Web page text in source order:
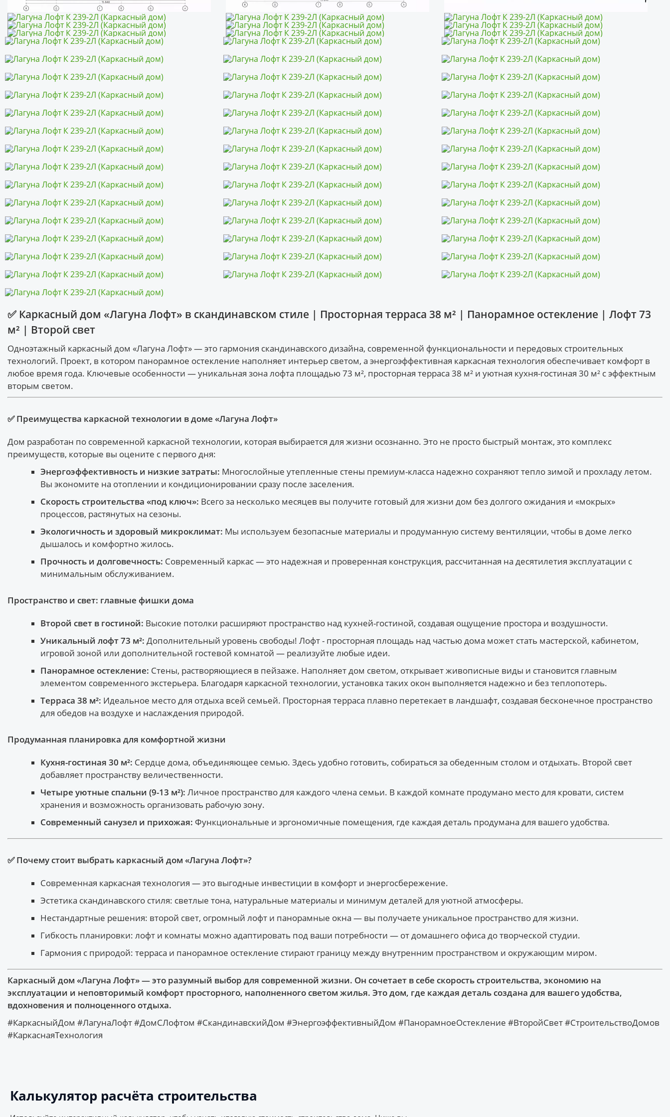
✅ Каркасный дом «Лагуна Лофт» в скандинавском стиле | Просторная терраса 38 м² | Панорамное остекление | Лофт 73
м² | Второй свет
Одноэтажный каркасный дом «Лагуна Лофт» — это гармония скандинавского дизайна, современной функциональности и передовых строительных
технологий. Проект, в котором панорамное остекление наполняет интерьер светом, а энергоэффективная каркасная технология обеспечивает комфорт в
любое время года. Ключевые особенности — уникальная зона лофта площадью 73 м², просторная терраса 38 м² и уютная кухня-гостиная 30 м² с эффектным
вторым светом.
✅ Преимущества каркасной технологии в доме «Лагуна Лофт»
Дом разработан по современной каркасной технологии, которая выбирается для жизни осознанно. Это не просто быстрый монтаж, это комплекс
преимуществ, которые вы оцените с первого дня:
Энергоэффективность и низкие затраты: Многослойные утепленные стены премиум-класса надежно сохраняют тепло зимой и прохладу летом.
Вы экономите на отоплении и кондиционировании сразу после заселения.
Скорость строительства «под ключ»: Всего за несколько месяцев вы получите готовый для жизни дом без долгого ожидания и «мокрых»
процессов, растянутых на сезоны.
Экологичность и здоровый микроклимат: Мы используем безопасные материалы и продуманную систему вентиляции, чтобы в доме легко
дышалось и комфортно жилось.
Прочность и долговечность: Современный каркас — это надежная и проверенная конструкция, рассчитанная на десятилетия эксплуатации с
минимальным обслуживанием.
Пространство и свет: главные фишки дома
Второй свет в гостиной: Высокие потолки расширяют пространство над кухней-гостиной, создавая ощущение простора и воздушности.
Уникальный лофт 73 м²: Дополнительный уровень свободы! Лофт - просторная площадь над частью дома может стать мастерской, кабинетом,
игровой зоной или дополнительной гостевой комнатой — реализуйте любые идеи.
Панорамное остекление: Стены, растворяющиеся в пейзаже. Наполняет дом светом, открывает живописные виды и становится главным
элементом современного экстерьера. Благодаря каркасной технологии, установка таких окон выполняется надежно и без теплопотерь.
Терраса 38 м²: Идеальное место для отдыха всей семьей. Просторная терраса плавно перетекает в ландшафт, создавая бесконечное пространство
для обедов на воздухе и наслаждения природой.
Продуманная планировка для комфортной жизни
Кухня-гостиная 30 м²: Сердце дома, объединяющее семью. Здесь удобно готовить, собираться за обеденным столом и отдыхать. Второй свет
добавляет пространству величественности.
Четыре уютные спальни (9-13 м²): Личное пространство для каждого члена семьи. В каждой комнате продумано место для кровати, систем
хранения и возможность организовать рабочую зону.
Современный санузел и прихожая: Функциональные и эргономичные помещения, где каждая деталь продумана для вашего удобства.
✅ Почему стоит выбрать каркасный дом «Лагуна Лофт»?
Современная каркасная технология — это выгодные инвестиции в комфорт и энергосбережение.
Эстетика скандинавского стиля: светлые тона, натуральные материалы и минимум деталей для уютной атмосферы.
Нестандартные решения: второй свет, огромный лофт и панорамные окна — вы получаете уникальное пространство для жизни.
Гибкость планировки: лофт и комнаты можно адаптировать под ваши потребности — от домашнего офиса до творческой студии.
Гармония с природой: терраса и панорамное остекление стирают границу между внутренним пространством и окружающим миром.
Каркасный дом «Лагуна Лофт» — это разумный выбор для современной жизни. Он сочетает в себе скорость строительства, экономию на
эксплуатации и неповторимый комфорт просторного, наполненного светом жилья. Это дом, где каждая деталь создана для вашего удобства,
вдохновения и полноценного отдыха.
#КаркасныйДом #ЛагунаЛофт #ДомСЛофтом #СкандинавскийДом #ЭнергоэффективныйДом #ПанорамноеОстекление #ВторойСвет #СтроительствоДомов
#КаркаснаяТехнология
Калькулятор расчёта строительства